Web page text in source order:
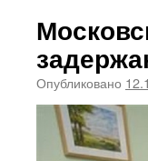
Опубликовано